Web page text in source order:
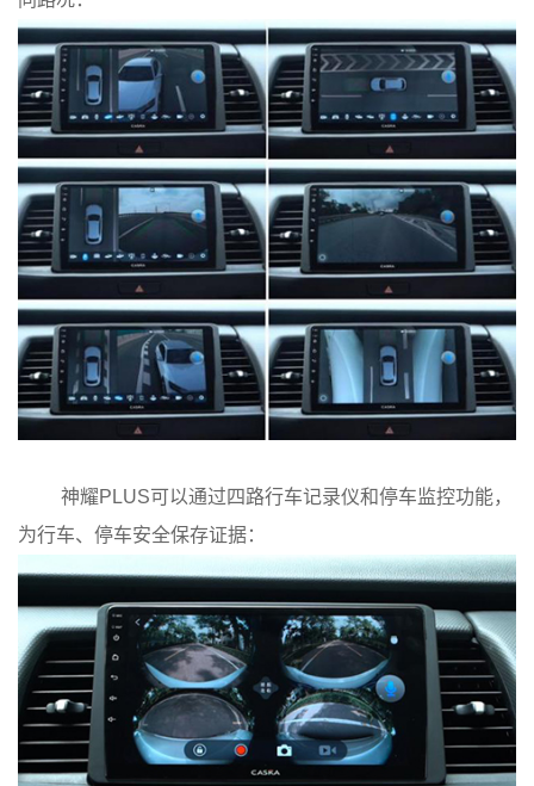
神耀PLUS可以通过四路行车记录仪和停车监控功能，
为行车、停车安全保存证据：